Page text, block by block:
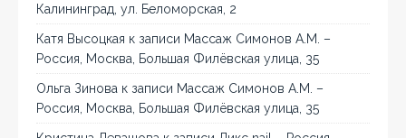
Калининград, ул. Беломорская, 2
Катя Высоцкая к записи Массаж Симонов А.М. –
Россия, Москва, Большая Филёвская улица, 35
Ольга Зинова к записи Массаж Симонов А.М. –
Россия, Москва, Большая Филёвская улица, 35